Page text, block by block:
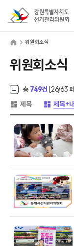
위원회소식
위원회소식
총 749건 [26/63
제목 제목+